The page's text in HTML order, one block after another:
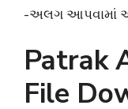
-અલગ આપવામાં
Patrak
File